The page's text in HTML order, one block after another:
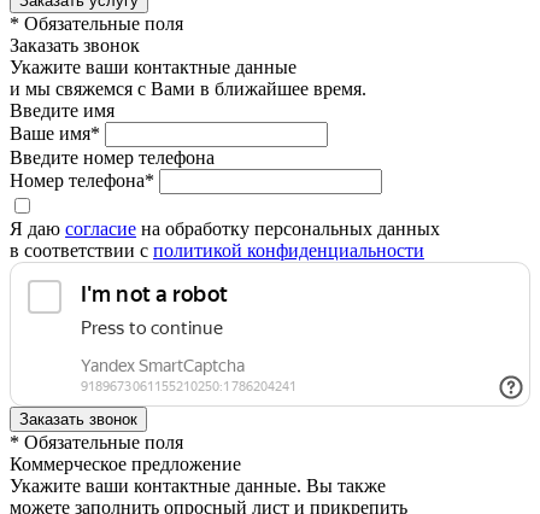
* Обязательные поля
Заказать звонок
Укажите ваши контактные данные
и мы свяжемся с Вами в ближайшее время.
Введите имя
Ваше имя*
Введите номер телефона
Номер телефона*
Я даю согласие на обработку персональных данных
в соответствии с политикой конфиденциальности
* Обязательные поля
Коммерческое предложение
Укажите ваши контактные данные. Вы также
можете заполнить опросный лист и прикрепить